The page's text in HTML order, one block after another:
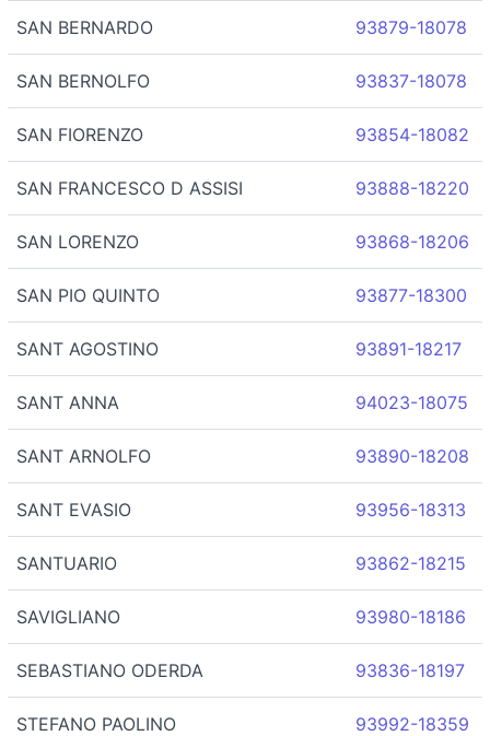
SAN BERNARDO 93879-18078
SAN BERNOLFO 93837-18078
SAN FIORENZO 93854-18082
SAN FRANCESCO D ASSISI 93888-18220
SAN LORENZO 93868-18206
SAN PIO QUINTO 93877-18300
SANT AGOSTINO 93891-18217
SANT ANNA 94023-18075
SANT ARNOLFO 93890-18208
SANT EVASIO 93956-18313
SANTUARIO 93862-18215
SAVIGLIANO 93980-18186
SEBASTIANO ODERDA 93836-18197
STEFANO PAOLINO 93992-18359